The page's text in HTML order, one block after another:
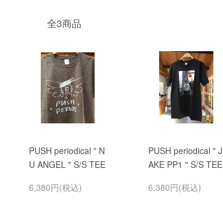
全3商品
PUSH periodical " N
U ANGEL " S/S TEE
6,380円(税込)
PUSH periodical " J
AKE PP1 " S/S TEE
6,380円(税込)